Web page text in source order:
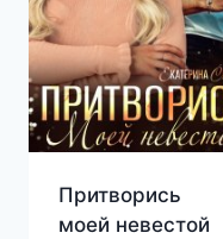
Притворись
моей невестой